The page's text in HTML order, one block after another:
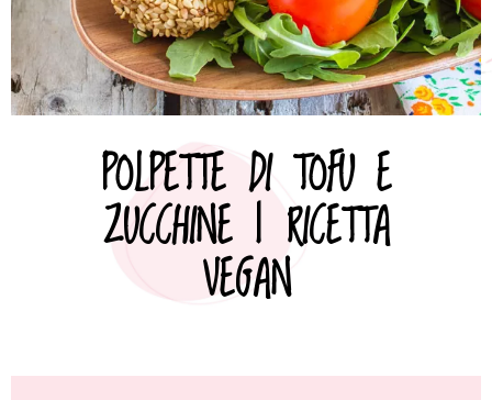
POLPETTE DI TOFU E
ZUCCHINE | RICETTA
VEGAN